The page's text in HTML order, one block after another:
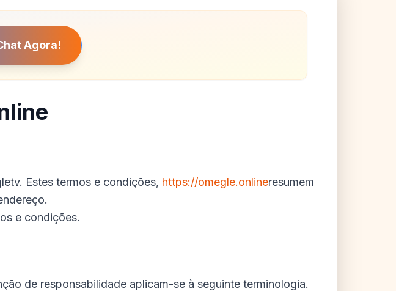
Agora!
Estes termos e condições, https://omegle.onlineresumem
e condições.
de responsabilidade aplicam-se à seguinte terminologia.